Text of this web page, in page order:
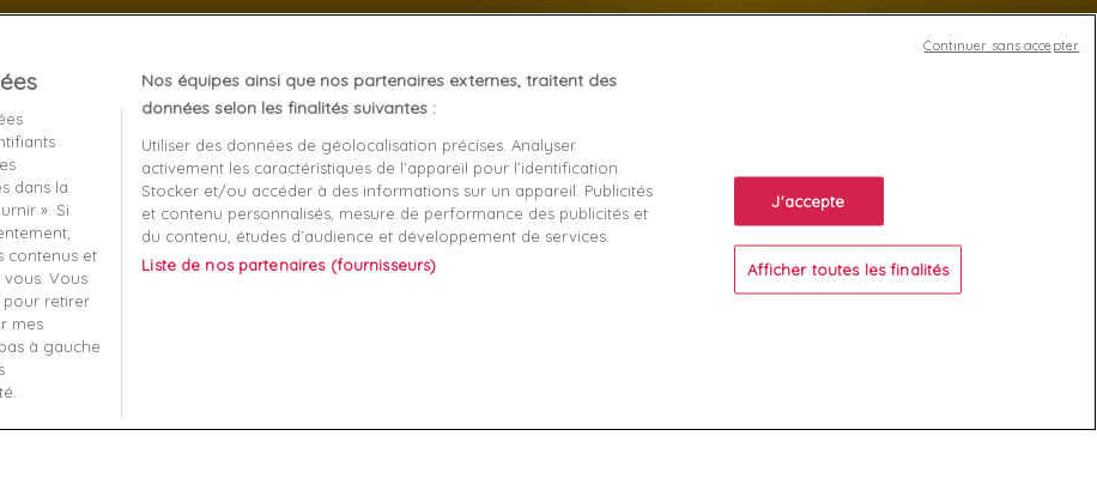
client
et remboursement
sécurisé
nous
ma commande
À propos
Mentions légales
Conditions générales de vente
Qui sommes nous?
Informatique et liberté
Connexion
Créez votre compte
dans la
». Si
contenus et
Vous
retirer
mes
à gauche
Nos équipes ainsi que nos partenaires externes, traitent des
données selon les finalités suivantes :
Utiliser des données de géolocalisation précises. Analyser
activement les caractéristiques de l’appareil pour l’identification.
Stocker et/ou accéder à des informations sur un appareil. Publicités
et contenu personnalisés, mesure de performance des publicités et
du contenu, études d’audience et développement de services.
Liste de nos partenaires (fournisseurs)
J'accepte
Afficher toutes les finalités
Continuer sans accepter